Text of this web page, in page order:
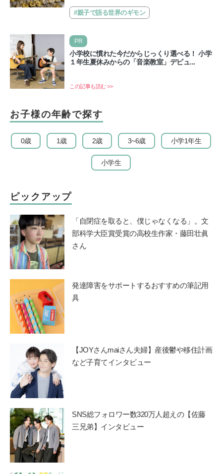
類…#親子で語る世界のギモン
PR
小学校に慣れた今だからじっくり選べる！ 小学
１年生夏休みからの「音楽教室」デビュ...
この記事も読む >>
お子様の年齢で探す
0歳 1歳 2歳 3~6歳 小学1年生
小学生
ピックアップ
「自閉症を取ると、僕じゃなくなる」。文
部科学大臣賞受賞の高校生作家・藤田壮眞
さん
発達障害をサポートするおすすめの筆記用
具
【JOYさんmaiさん夫婦】産後鬱や移住計画
など子育てインタビュー
SNS総フォロワー数320万人超えの【佐藤
三兄弟】インタビュー